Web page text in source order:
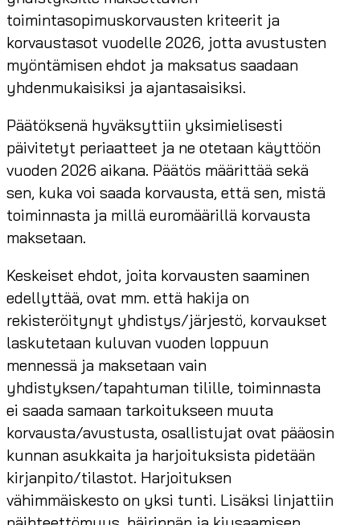
toimintasopimuskorvausten kriteerit ja
korvaustasot vuodelle 2026, jotta avustusten
myöntämisen ehdot ja maksatus saadaan
yhdenmukaisiksi ja ajantasaisiksi.
Päätöksenä hyväksyttiin yksimielisesti
päivitetyt periaatteet ja ne otetaan käyttöön
vuoden 2026 aikana. Päätös määrittää sekä
sen, kuka voi saada korvausta, että sen, mistä
toiminnasta ja millä euromäärillä korvausta
maksetaan.
Keskeiset ehdot, joita korvausten saaminen
edellyttää, ovat mm. että hakija on
rekisteröitynyt yhdistys/järjestö, korvaukset
laskutetaan kuluvan vuoden loppuun
mennessä ja maksetaan vain
yhdistyksen/tapahtuman tilille, toiminnasta
ei saada samaan tarkoitukseen muuta
korvausta/avustusta, osallistujat ovat pääosin
kunnan asukkaita ja harjoituksista pidetään
kirjanpito/tilastot. Harjoituksen
vähimmäiskesto on yksi tunti. Lisäksi linjattiin